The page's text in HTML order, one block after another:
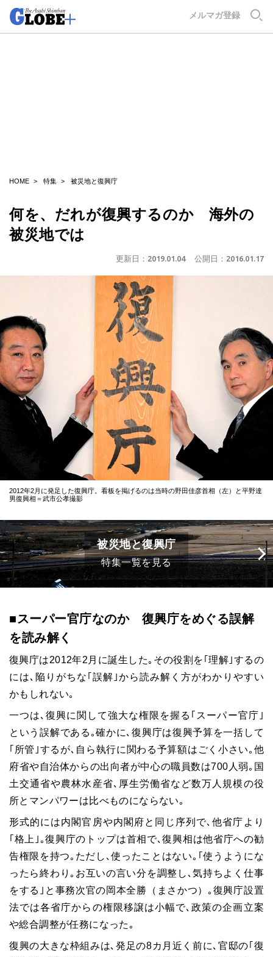
メルマガ登録
HOME 特集 被災地と復興庁
何を、だれが復興するのか 海外の
被災地では
更新日： 2019.01.04 公開日： 2016.01.17
2012年2月に発足した復興庁。看板を掲げるのは当時の野田佳彦首相（左）と平野達
男復興相＝武市公孝撮影
被災地と復興庁
特集一覧を見る
■スーパー官庁なのか 復興庁をめぐる誤解
を読み解く
復興庁は2012年2月に誕生した｡その役割を｢理解｣するの
には､陥りがちな｢誤解｣から読み解く方がわかりやすい
かもしれない｡
一つは､復興に関して強大な権限を握る｢スーパー官庁｣
という誤解である｡確かに､復興庁は復興予算を一括して
｢所管｣するが､自ら執行に関わる予算額はごく小さい｡他
府省や自治体からの出向者が中心の職員数は700人弱｡国
土交通省や農林水産省､厚生労働省など数万人規模の役
所とマンパワーは比べものにならない｡
形式的には内閣官房や内閣府と同じ序列で､他省庁より
｢格上｣｡復興庁のトップは首相で､復興相は他省庁への勧
告権限を持つ｡ただし､使ったことはない｡｢使うようにな
ったら終わり｡お互いの言い分を調整し､気持ちよく仕事
をする｣と事務次官の岡本全勝（まさかつ）｡復興庁設置
法では各省庁からの権限移譲は小幅で､政策の企画立案
や総合調整が任務になった｡
復興の大きな枠組みは､発足の8カ月近く前に､官邸の｢復